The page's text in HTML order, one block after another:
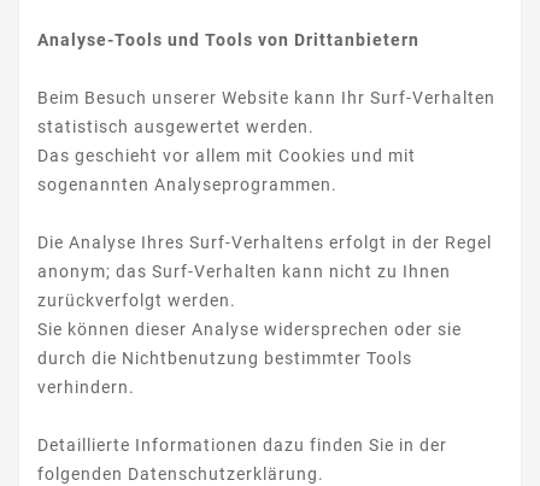
Analyse-Tools und Tools von Drittanbietern
Beim Besuch unserer Website kann Ihr Surf-Verhalten
statistisch ausgewertet werden.
Das geschieht vor allem mit Cookies und mit
sogenannten Analyseprogrammen.
Die Analyse Ihres Surf-Verhaltens erfolgt in der Regel
anonym; das Surf-Verhalten kann nicht zu Ihnen
zurückverfolgt werden.
Sie können dieser Analyse widersprechen oder sie
durch die Nichtbenutzung bestimmter Tools
verhindern.
Detaillierte Informationen dazu finden Sie in der
folgenden Datenschutzerklärung.